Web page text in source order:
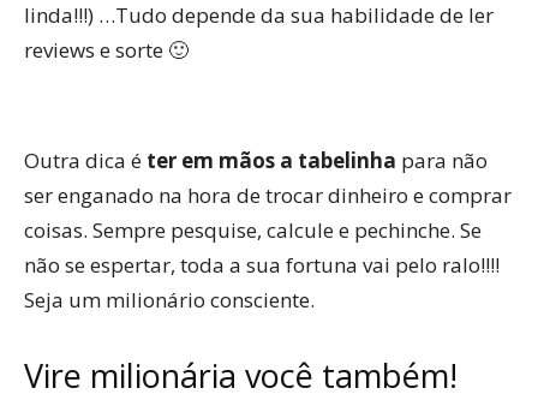
linda!!!) …Tudo depende da sua habilidade de ler
reviews e sorte 🙂
Outra dica é ter em mãos a tabelinha para não
ser enganado na hora de trocar dinheiro e comprar
coisas. Sempre pesquise, calcule e pechinche. Se
não se espertar, toda a sua fortuna vai pelo ralo!!!!
Seja um milionário consciente.
Vire milionária você também!